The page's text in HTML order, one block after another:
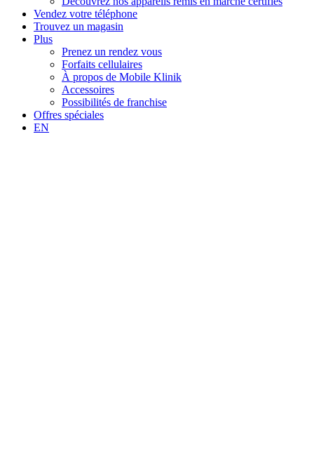
Vendez votre téléphone
Trouvez un magasin
Plus
Prenez un rendez vous
Forfaits cellulaires
À propos de Mobile Klinik
Accessoires
Possibilités de franchise
Offres spéciales
EN